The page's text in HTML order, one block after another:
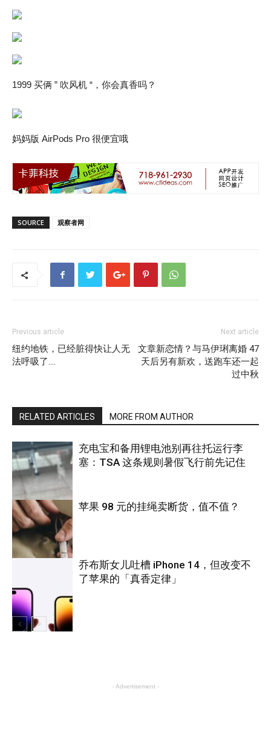
1999 买俩 ” 吹风机 “，你会真香吗？
妈妈版 AirPods Pro 很便宜哦
SOURCE 观察者网
Previous article
纽约地铁，已经脏得快让人无
法呼吸了….
Next article
文章新恋情？与马伊琍离婚 47
天后另有新欢，送跑车还一起
过中秋
RELATED ARTICLES MORE FROM AUTHOR
旅游
充电宝和备用锂电池别再往托运行李
塞：TSA 这条规则暑假飞行前先记住
科技
苹果 98 元的挂绳卖断货，值不值？
乔布斯女儿吐槽 iPhone 14，但改变不
了苹果的「真香定律」
- Advertisement -